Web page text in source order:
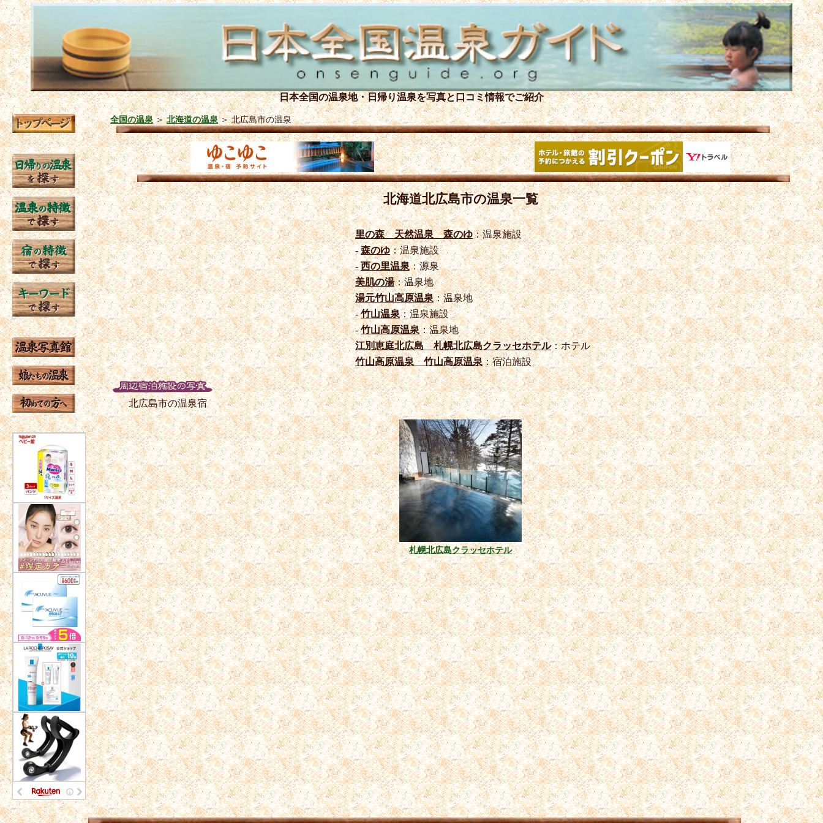
日本全国の温泉地・日帰り温泉を写真と口コミ情報でご紹介
全国の温泉＞北海道の温泉＞北広島市の温泉
北海道北広島市の温泉一覧
里の森 天然温泉 森のゆ：温泉施設
-森のゆ：温泉施設
-西の里温泉：源泉
美肌の湯：温泉地
湯元竹山高原温泉：温泉地
-竹山温泉：温泉施設
-竹山高原温泉：温泉地
江別恵庭北広島 札幌北広島クラッセホテル：ホテル
竹山高原温泉 竹山高原温泉：宿泊施設
北広島市の温泉宿
札幌北広島クラッセホテル